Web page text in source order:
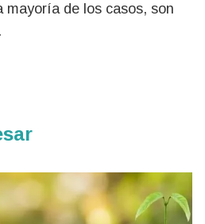
mayoría de los casos, son